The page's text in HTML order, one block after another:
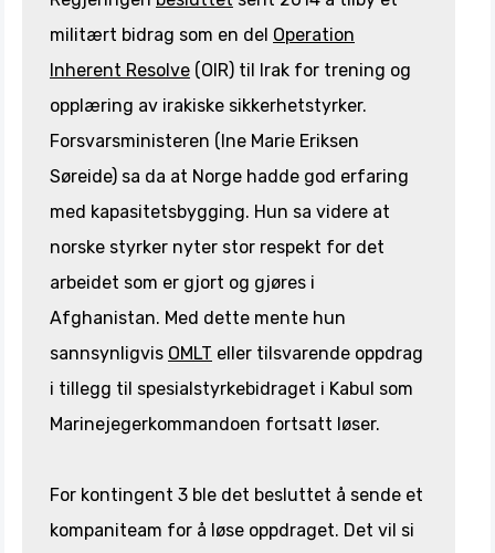
militært bidrag som en del Operation
Inherent Resolve (OIR) til Irak for trening og
opplæring av irakiske sikkerhetstyrker.
Forsvarsministeren (Ine Marie Eriksen
Søreide) sa da at Norge hadde god erfaring
med kapasitetsbygging. Hun sa videre at
norske styrker nyter stor respekt for det
arbeidet som er gjort og gjøres i
Afghanistan. Med dette mente hun
sannsynligvis OMLT eller tilsvarende oppdrag
i tillegg til spesialstyrkebidraget i Kabul som
Marinejegerkommandoen fortsatt løser.
For kontingent 3 ble det besluttet å sende et
kompaniteam for å løse oppdraget. Det vil si